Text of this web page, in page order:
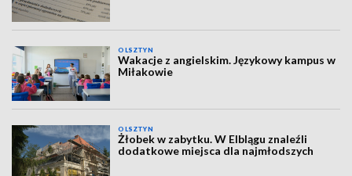
OLSZTYN
Wakacje z angielskim. Językowy kampus w
Miłakowie
OLSZTYN
Żłobek w zabytku. W Elblągu znaleźli
dodatkowe miejsca dla najmłodszych